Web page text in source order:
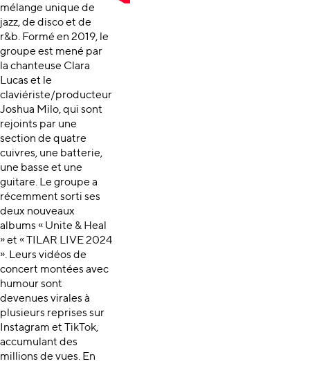
mélange unique de
jazz, de disco et de
r&b. Formé en 2019, le
groupe est mené par
la chanteuse Clara
Lucas et le
claviériste/producteur
Joshua Milo, qui sont
rejoints par une
section de quatre
cuivres, une batterie,
une basse et une
guitare. Le groupe a
récemment sorti ses
deux nouveaux
albums « Unite & Heal
» et « TILAR LIVE 2024
». Leurs vidéos de
concert montées avec
humour sont
devenues virales à
plusieurs reprises sur
Instagram et TikTok,
accumulant des
millions de vues. En